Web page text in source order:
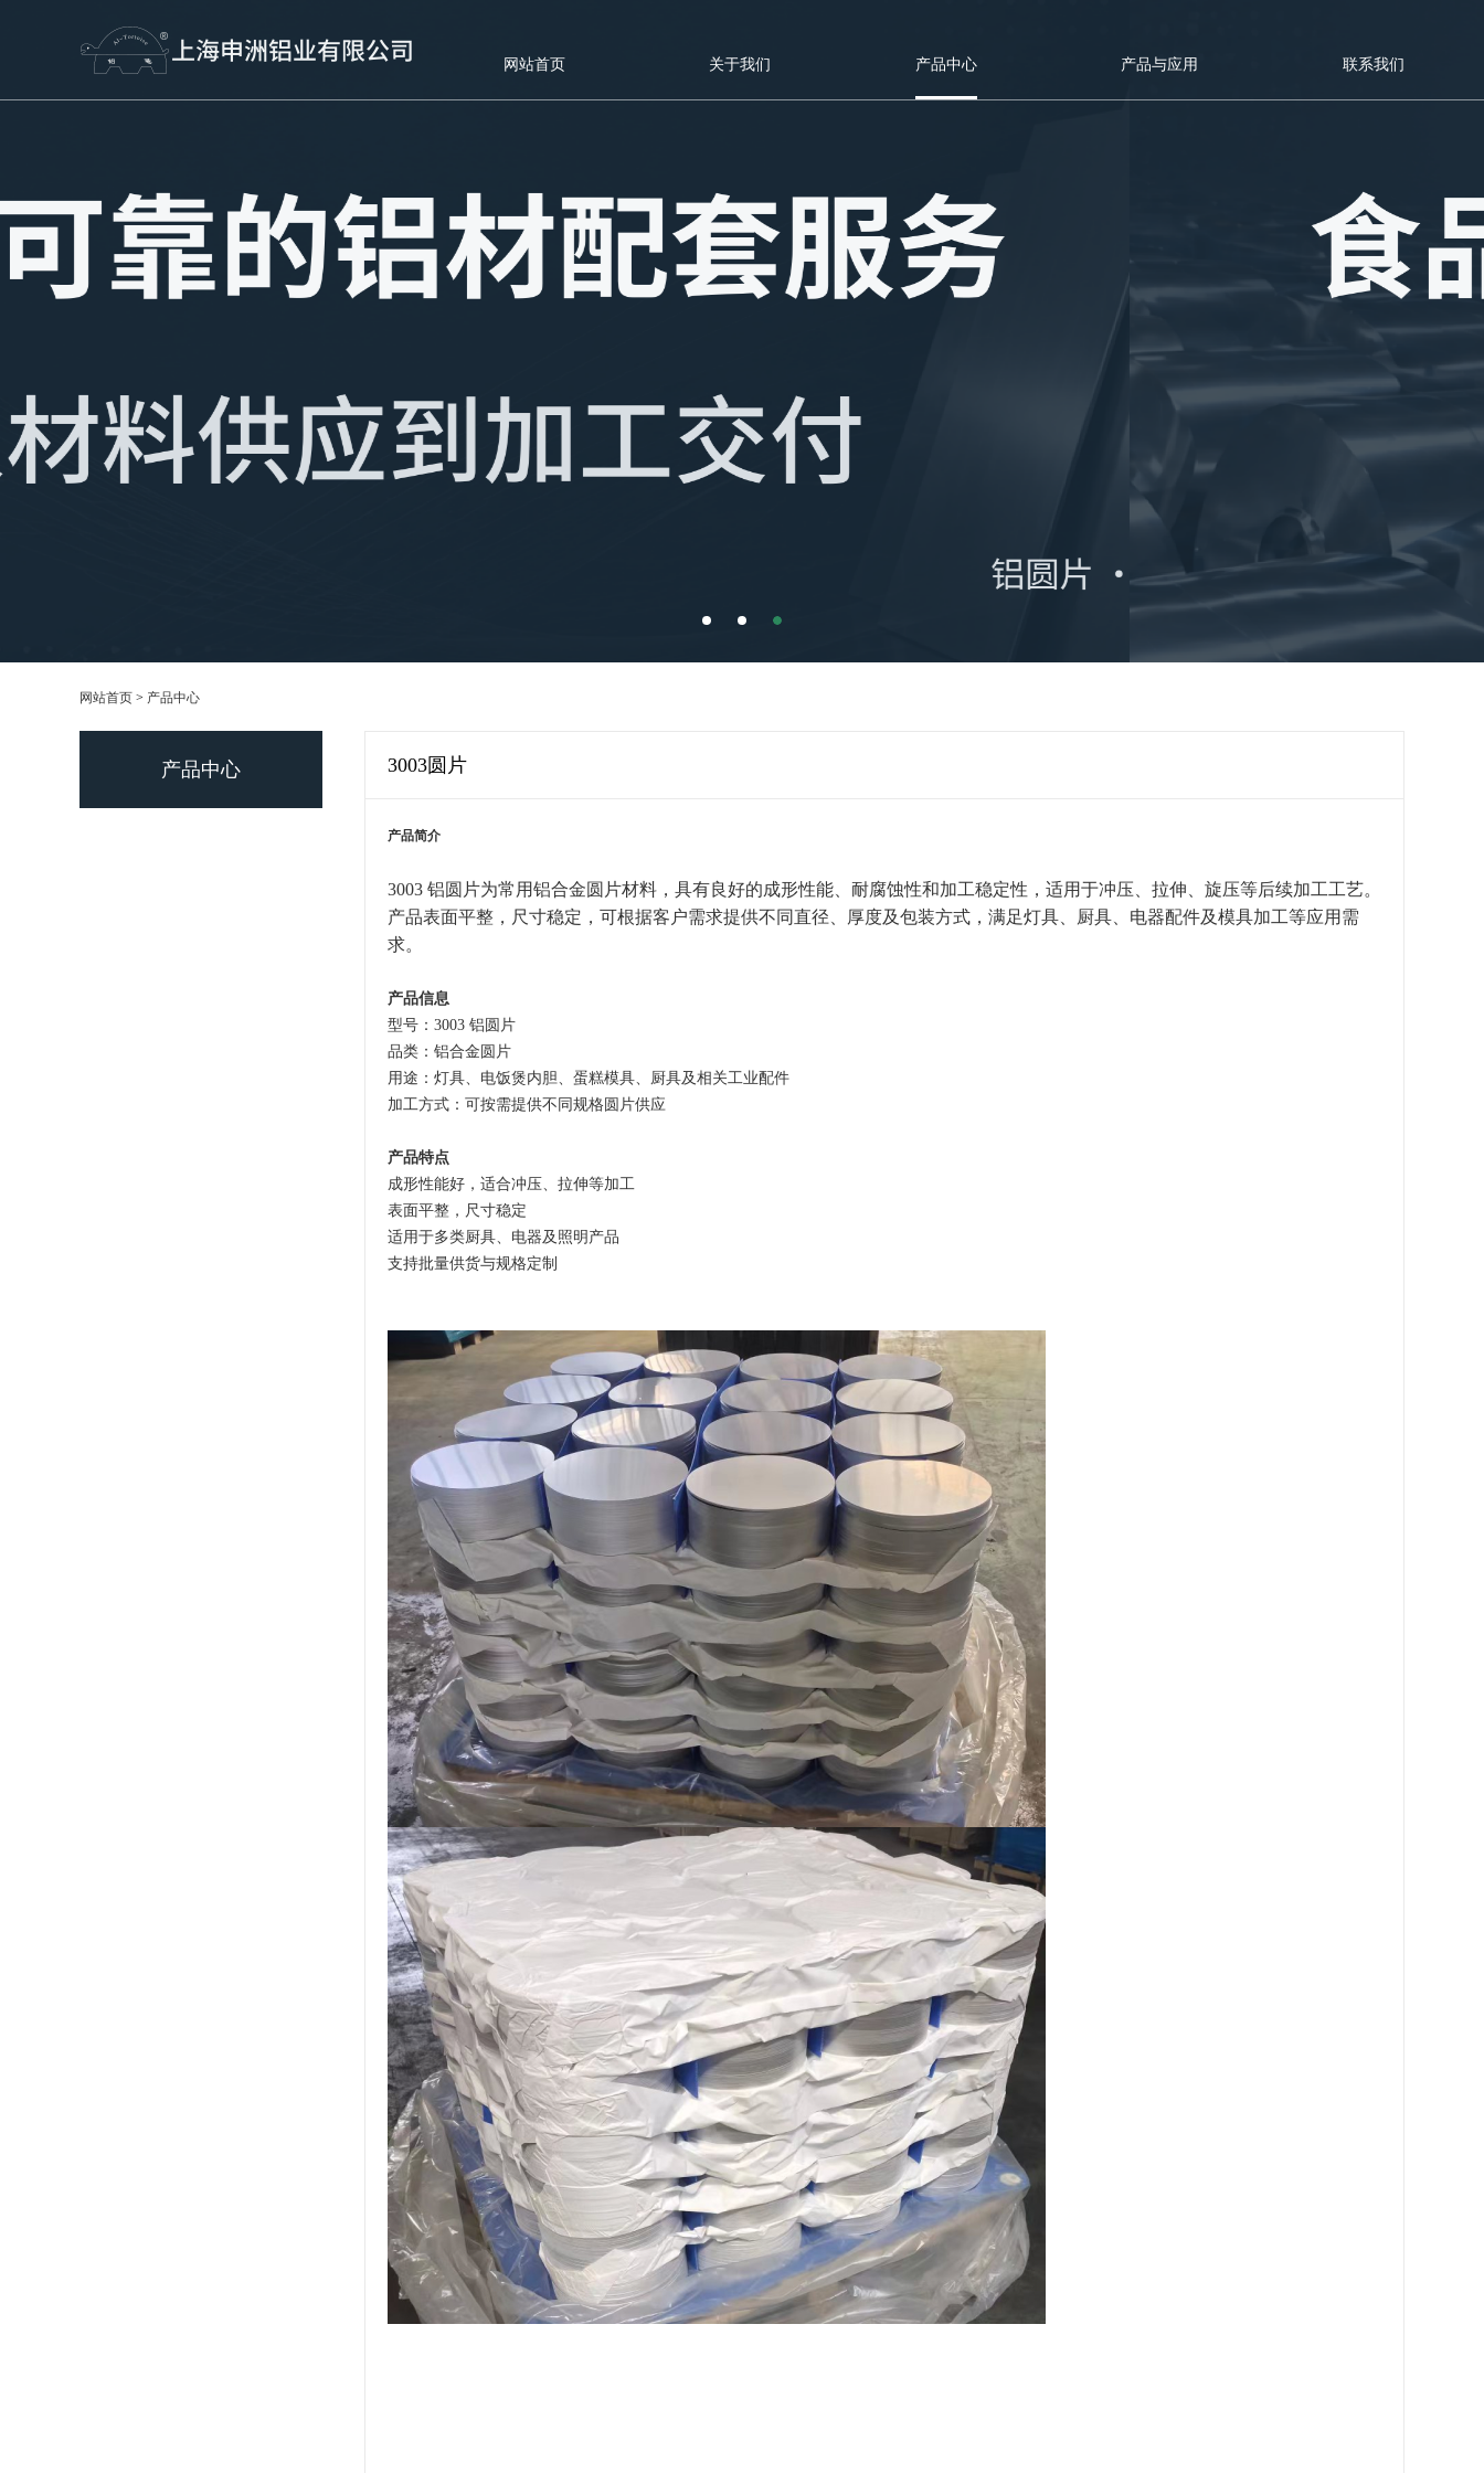
网站首页 关于我们 产品中心 产品与应用 联系我们
网站首页 > 产品中心
产品中心 3003圆片
产品简介
3003 铝圆片为常用铝合金圆片材料，具有良好的成形性能、耐腐蚀性和加工稳定性，适用于冲压、拉伸、旋压等后续加工工艺。
产品表面平整，尺寸稳定，可根据客户需求提供不同直径、厚度及包装方式，满足灯具、厨具、电器配件及模具加工等应用需
求。
产品信息
型号：3003 铝圆片
品类：铝合金圆片
用途：灯具、电饭煲内胆、蛋糕模具、厨具及相关工业配件
加工方式：可按需提供不同规格圆片供应
产品特点
成形性能好，适合冲压、拉伸等加工
表面平整，尺寸稳定
适用于多类厨具、电器及照明产品
支持批量供货与规格定制